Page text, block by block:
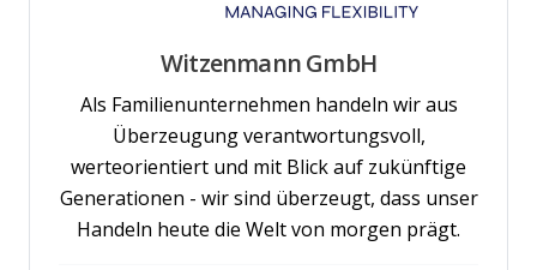
Witzenmann GmbH
Als Familienunternehmen handeln wir aus
Überzeugung verantwortungsvoll,
werteorientiert und mit Blick auf zukünftige
Generationen - wir sind überzeugt, dass unser
Handeln heute die Welt von morgen prägt.